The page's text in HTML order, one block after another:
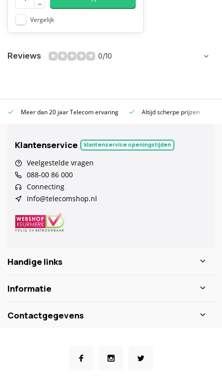
Vergelijk
Reviews 0/10
Meer dan 20 jaar Telecom ervaring Altijd scherpe prijzen
Klantenservice klantenservice openingstijden
Veelgestelde vragen
088-00 86 000
Connecting
Info@telecomshop.nl
Handige links
Informatie
Contactgegevens